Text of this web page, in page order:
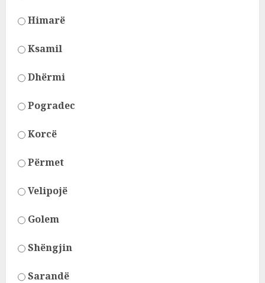
Himarë
Ksamil
Dhërmi
Pogradec
Korcë
Përmet
Velipojë
Golem
Shëngjin
Sarandë